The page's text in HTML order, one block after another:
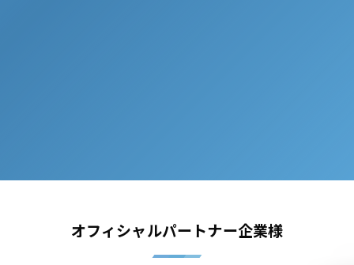
オフィシャルパートナー企業様